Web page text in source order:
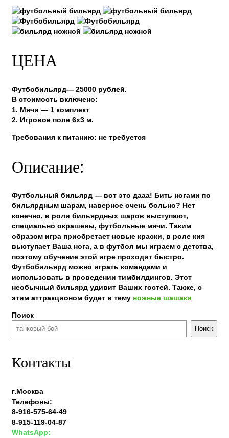
ЦЕНА
Футбобильярд— 25000 рублей.
В стоимость включено:
1. Мячи — 1 комплект
2. Игровое поле 6х3 м.
Требования к питанию: не требуется
Описание:
Футбольный бильярд — вот это дааа! Бить ногами по
бильярдным шарам, наверное очень больно? Нет
конечно, в роли бильярдных шаров выступают,
специально окрашены, футбольные мячи. Таким
образом игра приобретает новые краски, в роле кия
выступает Ваша нога, а в футбол мы играем с детства,
поэтому обучение этой игре проходит быстро.
Футбобильярд можно играть командами и
использовать в проведении тимбилдингов. Этот
необычный бильярд удивит Ваших гостей. Также, с
этим аттракционом будет в тему ножные шашаки
Поиск
Поиск
Контакты
г.Москва
Телефоны:
8-916-575-64-49
8-915-119-04-87
WhatsApp: